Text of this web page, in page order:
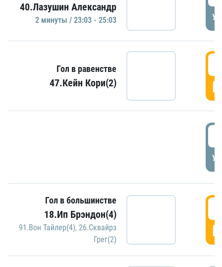
40.Лазушин Александр
2 минуты / 23:03 - 25:03
Гол в равенстве
47.Кейн Кори(2)
Гол в большинстве
18.Ип Брэндон(4)
91.Вон Тайлер(4), 26.Сквайрз
Грег(2)